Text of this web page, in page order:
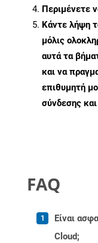
Περιμένετε
Κάντε λήψη
μόλις
αυτά τα
και να
επιθυμητή
σύνδεσης
FAQ
Είναι
Cloud;